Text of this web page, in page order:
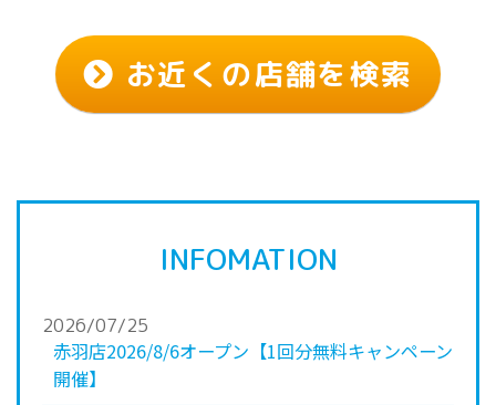
お近くの店舗を検索
INFOMATION
2026/07/25
赤羽店2026/8/6オープン【1回分無料キャンペーン
開催】